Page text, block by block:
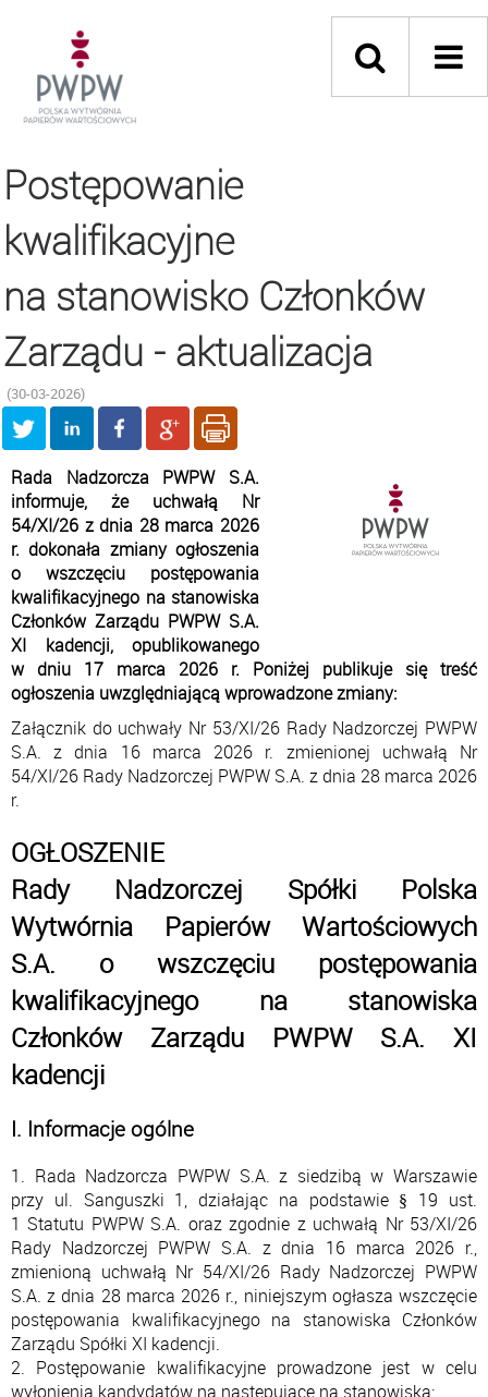
Postępowanie
kwalifikacyjne
na stanowisko Członków
Zarządu - aktualizacja
(30-03-2026)
Rada Nadzorcza PWPW S.A.
informuje, że uchwałą Nr
54/XI/26 z dnia 28 marca 2026
r. dokonała zmiany ogłoszenia
o wszczęciu postępowania
kwalifikacyjnego na stanowiska
Członków Zarządu PWPW S.A.
XI kadencji, opublikowanego
w dniu 17 marca 2026 r. Poniżej publikuje się treść
ogłoszenia uwzględniającą wprowadzone zmiany:
Załącznik do uchwały Nr 53/XI/26 Rady Nadzorczej PWPW
S.A. z dnia 16 marca 2026 r. zmienionej uchwałą Nr
54/XI/26 Rady Nadzorczej PWPW S.A. z dnia 28 marca 2026
r.
OGŁOSZENIE
Rady Nadzorczej Spółki Polska
Wytwórnia Papierów Wartościowych
S.A. o wszczęciu postępowania
kwalifikacyjnego na stanowiska
Członków Zarządu PWPW S.A. XI
kadencji
I. Informacje ogólne
1. Rada Nadzorcza PWPW S.A. z siedzibą w Warszawie
przy ul. Sanguszki 1, działając na podstawie § 19 ust.
1 Statutu PWPW S.A. oraz zgodnie z uchwałą Nr 53/XI/26
Rady Nadzorczej PWPW S.A. z dnia 16 marca 2026 r.,
zmienioną uchwałą Nr 54/XI/26 Rady Nadzorczej PWPW
S.A. z dnia 28 marca 2026 r., niniejszym ogłasza wszczęcie
postępowania kwalifikacyjnego na stanowiska Członków
Zarządu Spółki XI kadencji.
2. Postępowanie kwalifikacyjne prowadzone jest w celu
wyłonienia kandydatów na następujące na stanowiska: